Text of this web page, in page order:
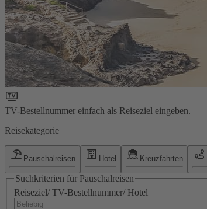
TV-Bestellnummer einfach als Reiseziel eingeben.
Reisekategorie
Pauschalreisen Hotel Kreuzfahrten
Suchkriterien für Pauschalreisen
Reiseziel/ TV-Bestellnummer/ Hotel